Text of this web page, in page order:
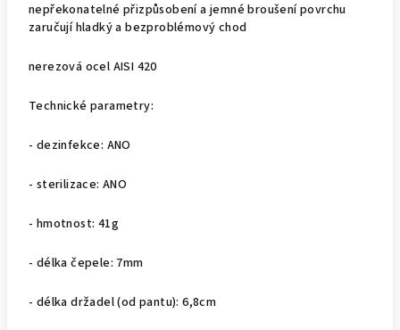
nepřekonatelné přizpůsobení a jemné broušení povrchu
zaručují hladký a bezproblémový chod
nerezová ocel AISI 420
Technické parametry:
- dezinfekce: ANO
- sterilizace: ANO
- hmotnost: 41g
- délka čepele: 7mm
- délka držadel (od pantu): 6,8cm